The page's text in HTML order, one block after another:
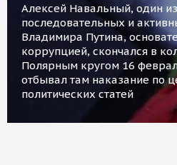
Алексей Навальный, один
последовательных и
Владимира Путина,
коррупцией, скончался в
Полярным кругом 16
отбывал там наказание по
политических статей